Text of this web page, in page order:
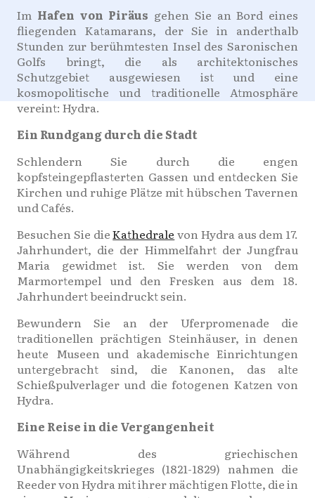
Im Hafen von Piräus gehen Sie an Bord eines
fliegenden Katamarans, der Sie in anderthalb
Stunden zur berühmtesten Insel des Saronischen
Golfs bringt, die als architektonisches
Schutzgebiet ausgewiesen ist und eine
kosmopolitische und traditionelle Atmosphäre
vereint: Hydra.
Ein Rundgang durch die Stadt
Schlendern Sie durch die engen
kopfsteingepflasterten Gassen und entdecken Sie
Kirchen und ruhige Plätze mit hübschen Tavernen
und Cafés.
Besuchen Sie dieKathedrale von Hydra aus dem 17.
Jahrhundert, die der Himmelfahrt der Jungfrau
Maria gewidmet ist. Sie werden von dem
Marmortempel und den Fresken aus dem 18.
Jahrhundert beeindruckt sein.
Bewundern Sie an der Uferpromenade die
traditionellen prächtigen Steinhäuser, in denen
heute Museen und akademische Einrichtungen
untergebracht sind, die Kanonen, das alte
Schießpulverlager und die fotogenen Katzen von
Hydra.
Eine Reise in die Vergangenheit
Während des griechischen
Unabhängigkeitskrieges (1821-1829) nahmen die
Reeder von Hydra mit ihrer mächtigen Flotte, die in